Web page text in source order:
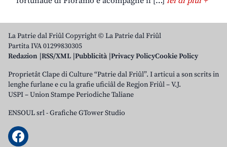
La Patrie dal Friûl Copyright © La Patrie dal Friûl
Partita IVA 01299830305
Redazion RSS/XML Pubblicità Privacy PolicyCookie Policy
Proprietât Clape di Culture “Patrie dal Friûl”. I articui a son scrits in
lenghe furlane e cu la grafie uficiâl de Regjon Friûl – V.J.
USPI – Union Stampe Periodiche Taliane
ENSOUL srl-Grafiche GTower Studio